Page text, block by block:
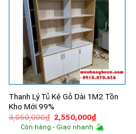
Thanh Lý Tủ Kệ Gỗ Dài 1M2 Tồn
Kho Mới 99%
3,050,000₫ Giá
gốc
là:
2,550,000₫Giá
hiện
tại
Còn hàng - Giao nhanh